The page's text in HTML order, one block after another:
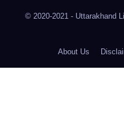
© 2020-2021 - Uttarakhand
About Us